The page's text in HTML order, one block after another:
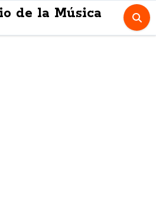
de la Música